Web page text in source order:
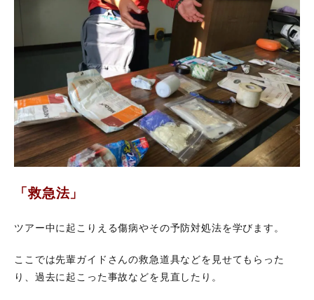
「救急法」
ツアー中に起こりえる傷病やその予防対処法を学びます。
ここでは先輩ガイドさんの救急道具などを見せてもらった
り、過去に起こった事故などを見直したり。